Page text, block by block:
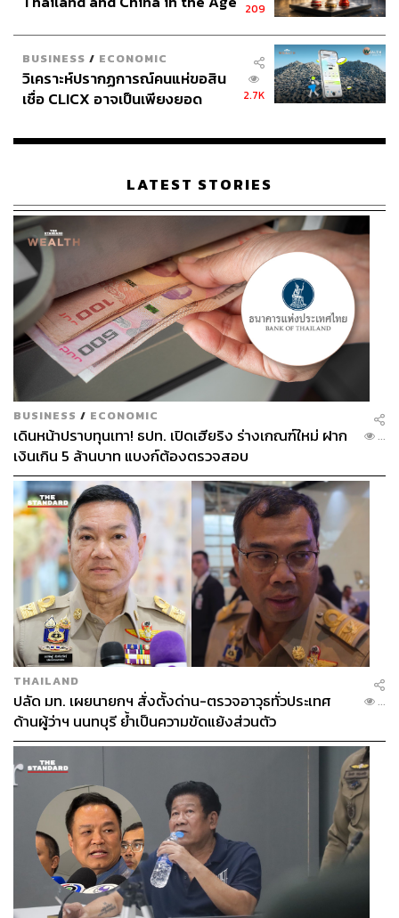
209
BUSINESS / ECONOMIC
วิเคราะห์ปรากฏการณ์คนแห่ขอสิน
เชื่อ CLICX อาจเป็นเพียงยอด
เรือนไทยที่ถูกซุกไว้
2.7K
LATEST STORIES
BUSINESS / ECONOMIC
เดินหน้าปราบทุนเทา! ธปท. เปิดเฮียริง ร่างเกณฑ์ใหม่ ฝาก
เงินเกิน 5 ล้านบาท แบงก์ต้องตรวจสอบ
...
THAILAND
ปลัด มท. เผยนายกฯ สั่งตั้งด่าน-ตรวจอาวุธทั่วประเทศ
ด้านผู้ว่าฯ นนทบุรี ย้ำเป็นความขัดแย้งส่วนตัว
...